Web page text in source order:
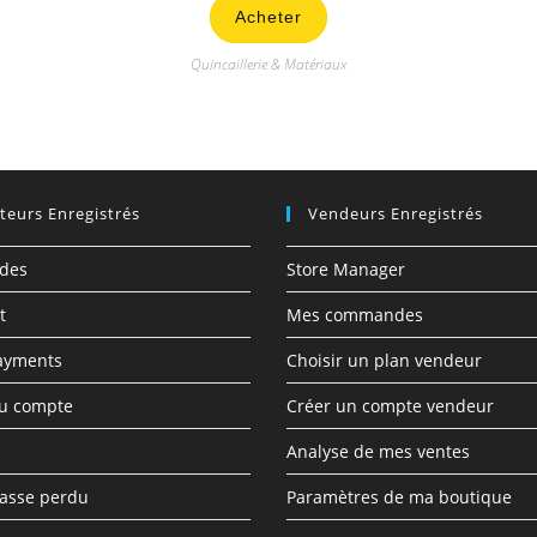
Acheter
Quincaillerie & Matériaux
Enregistrés
compte
perdu
Vendeurs Enregistrés
Store Manager
Mes commandes
Choisir un plan vendeur
Créer un compte vendeur
Analyse de mes ventes
Paramètres de ma boutique